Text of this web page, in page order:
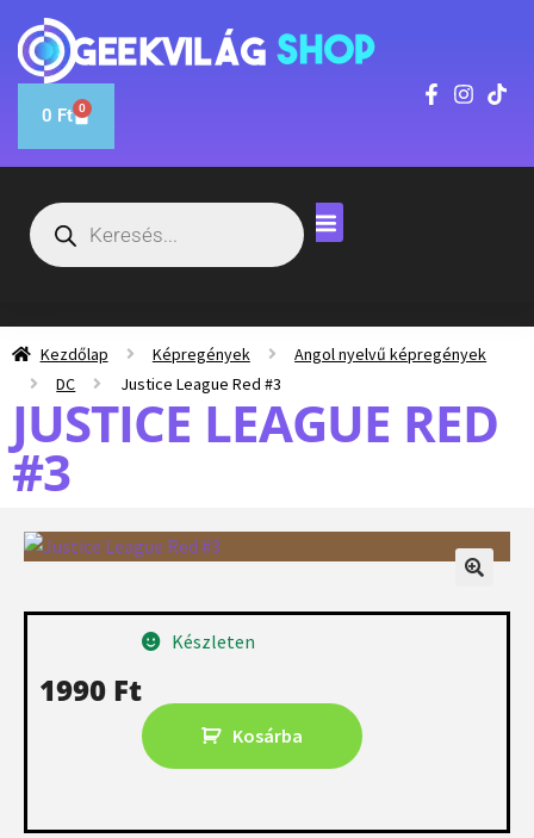
0 Ft 0
Kezdőlap Képregények
Angol nyelvű képregények
DC
Justice League Red #3
JUSTICE LEAGUE RED
#3
1990 Ft
Készleten
Kosárba